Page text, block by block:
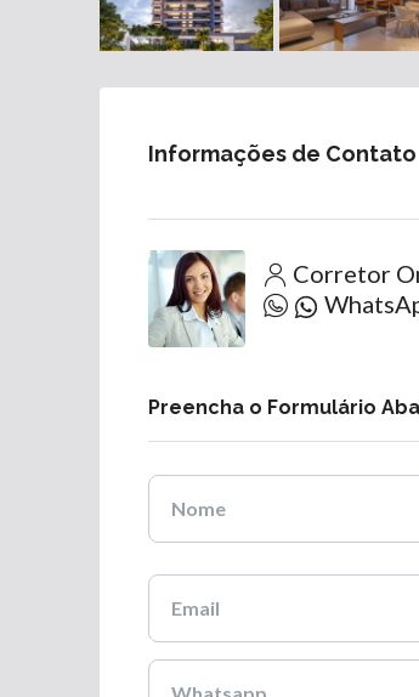
Informações de Contato
Corretor
Preencha o Formulário